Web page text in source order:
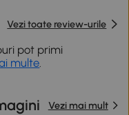
Vezi toate review-urile
pot primi
multe.
Vezi mai mult